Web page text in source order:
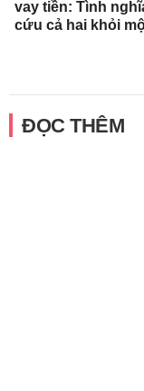
vay tiền: Tình
cứu cả hai khỏi
ĐỌC THÊM